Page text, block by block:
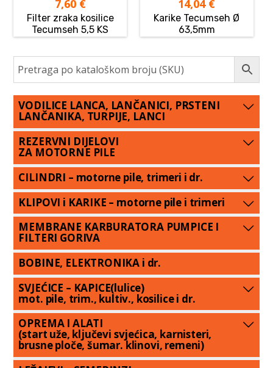
7,60 €
Filter zraka kosilice
Tecumseh 5,5 KS
14,04 €
Karike Tecumseh Ø
63,5mm
VODILICE LANCA, LANČANICI, PRSTENI
LANČANIKA, TURPIJE, LANCI
REZERVNI DIJELOVI
ZA MOTORNE PILE
CILINDRI – motorne pile, trimeri i dr.
KLIPOVI i KARIKE – motorne pile i trimeri
MEMBRANE KARBURATORA PUMPICE I
FILTERI GORIVA
BOBINE, ELEKTRONIKA i dr.
SVJEĆICE – KAPICE(lulice)
mot. pile, trim., kultiv., kosilice i dr.
OPREMA I ALATI
(start uže, ključevi svjećica, karnisteri,
brusne ploče, šumar. klinovi, remeni)